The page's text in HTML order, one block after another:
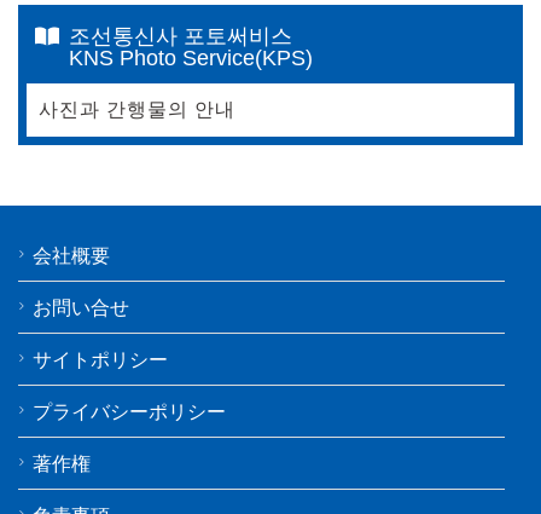
조선통신사 포토써비스
KNS Photo Service(KPS)
사진과 간행물의 안내
会社概要
お問い合せ
サイトポリシー
プライバシーポリシー
著作権